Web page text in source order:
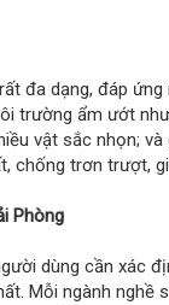
rất đa dạng, đáp
trường ẩm ướt
vật sắc nhọn;
chống trơn trượt,
Phòng
dùng cần xác
Mỗi ngành nghề